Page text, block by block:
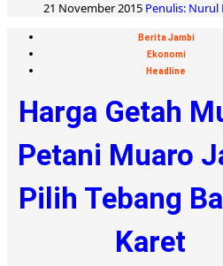
21 November 2015 Penulis: Nurul
Berita Jambi
Ekonomi
Headline
Harga Getah
Petani Muaro
Pilih Tebang
Karet